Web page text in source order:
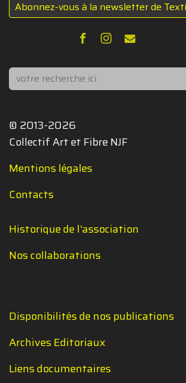
Abonnez-vous à la newsletter de
Rechercher
© 2013-2026
Collectif Art et Fibre NJF
Mentions légales
Contacts
Historique de l'association
Nos collaborations
Disponibilités de nos publications
Archives Editoriaux
Liens documentaires